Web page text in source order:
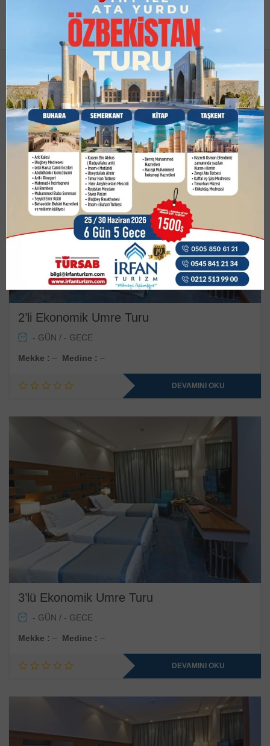
UMRE TURLARIMIZ
2’li Ekonomik Umre Turu
- GÜN / - GECE
Mekke : – Medine : –
DEVAMINI OKU
3’lü Ekonomik Umre Turu
- GÜN / - GECE
Mekke : – Medine : –
DEVAMINI OKU